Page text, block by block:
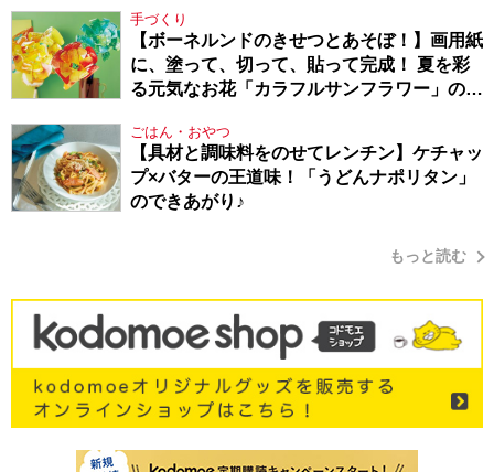
手づくり
【ボーネルンドのきせつとあそぼ！】画用紙
に、塗って、切って、貼って完成！ 夏を彩
る元気なお花「カラフルサンフラワー」の作
ごはん・おやつ
【具材と調味料をのせてレンチン】ケチャッ
プ×バターの王道味！「うどんナポリタン」
のできあがり♪
もっと読む